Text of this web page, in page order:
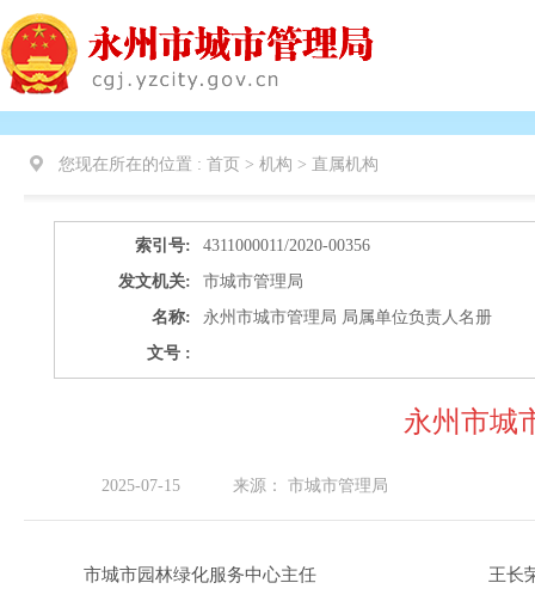
您现在所在的位置 : 首页 > 机构 > 直属机构
索引号:
4311000011/2020-00356
发文机关:
市城市管理局
名称:
永州市城市管理局 局属单位负责人名册
文号 :
永州市城
2025-07-15 来源： 市城市管理局
市城市园林绿化服务中心主任 王长